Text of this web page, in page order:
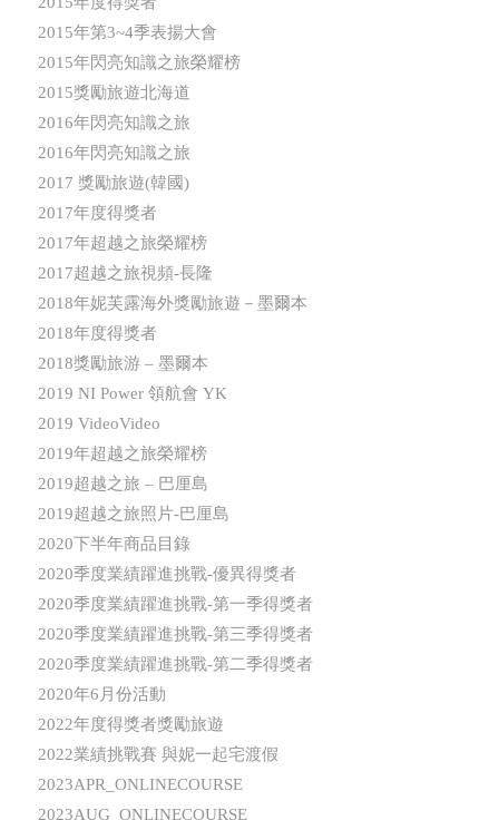
2015年第3~4季表揚大會
2015年閃亮知識之旅榮耀榜
2015獎勵旅遊北海道
2016年閃亮知識之旅
2016年閃亮知識之旅
2017 獎勵旅遊(韓國)
2017年度得獎者
2017年超越之旅榮耀榜
2017超越之旅視頻-長隆
2018年妮芙露海外獎勵旅遊－墨爾本
2018年度得獎者
2018獎勵旅游 – 墨爾本
2019 NI Power 領航會 YK
2019 VideoVideo
2019年超越之旅榮耀榜
2019超越之旅 – 巴厘島
2019超越之旅照片-巴厘島
2020下半年商品目錄
2020季度業績躍進挑戰-優異得獎者
2020季度業績躍進挑戰-第一季得獎者
2020季度業績躍進挑戰-第三季得獎者
2020季度業績躍進挑戰-第二季得獎者
2020年6月份活動
2022年度得獎者獎勵旅遊
2022業績挑戰賽 與妮一起宅渡假
2023APR_ONLINECOURSE
2023AUG_ONLINECOURSE